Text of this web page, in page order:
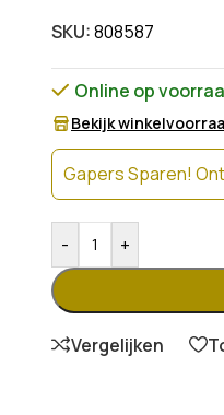
SKU:808587
Online op
Bekijk
Gapers Sparen!
- +
Vergelijken